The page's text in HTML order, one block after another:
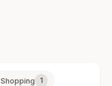
Shopping 1